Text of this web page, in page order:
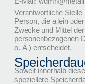
Verantwortliche
Person, die allein
Zwecke und Mittel
personenbezogenen
o. Ä.) entscheidet.
Soweit innerhalb
speziellere